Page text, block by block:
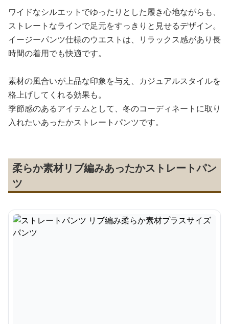
ワイドなシルエットでゆったりとした履き心地ながらも、
ストレートなラインで足元をすっきりと見せるデザイン。
イージーパンツ仕様のウエストは、リラックス感があり長
時間の着用でも快適です。
素材の風合いが上品な印象を与え、カジュアルスタイルを
格上げしてくれる効果も。
季節感のあるアイテムとして、冬のコーディネートに取り
入れたいあったかストレートパンツです。
柔らか素材リブ編みあったかストレートパン
ツ